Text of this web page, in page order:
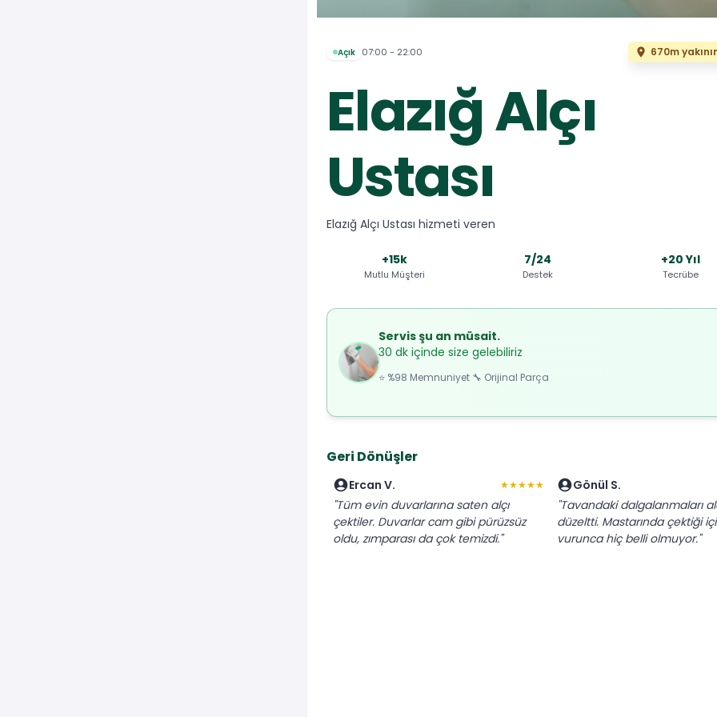
Açık 07:00 - 22:00 670m
Elazığ Alçı
Ustası
Elazığ Alçı Ustası hizmeti veren
+15k
Mutlu Müşteri
7/24
Destek
+20 Yıl
Tecrübe
Servis şu an müsait.
30 dk içinde size gelebiliriz
⭐ %98 Memnuniyet 🔧 Orijinal Parça
Geri Dönüşler
Ercan V. ★★★★★
"Tüm evin duvarlarına saten alçı
çektiler. Duvarlar cam gibi pürüzsüz
oldu, zımparası da çok temizdi."
Gönül S.
"Tavandaki dalgalanmaları
düzeltti. Mastarında çektiği
vurunca hiç belli olmuyor."